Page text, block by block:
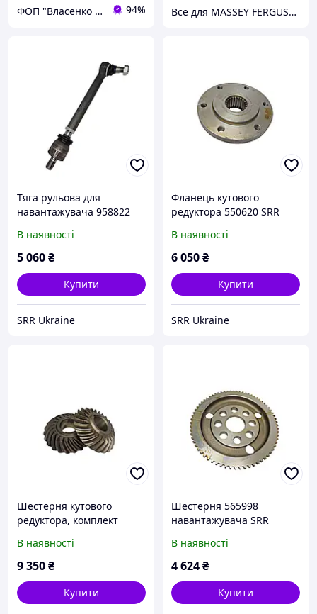
ФОП "Власенко А.А." 94% Все для MASSEY FERGUSON інтернет-магазин запчастин
Тяга рульова для
навантажувача 958822
В наявності
5 060₴
Купити
SRR Ukraine
Фланець кутового
редуктора 550620 SRR
В наявності
6 050₴
Купити
SRR Ukraine
Шестерня кутового
редуктора, комплект
В наявності
9 350₴
Купити
Шестерня 565998
навантажувача SRR
В наявності
4 624₴
Купити